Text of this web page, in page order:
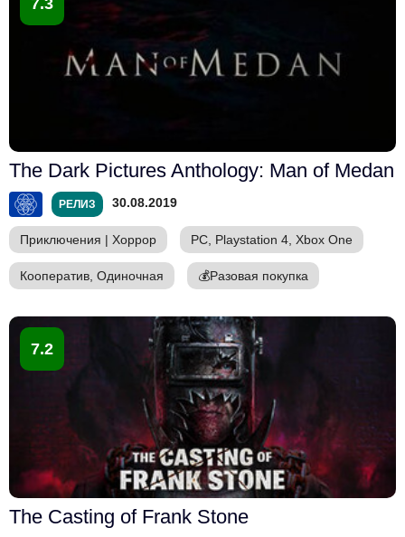
7.3
The Dark Pictures Anthology: Man of Medan
РЕЛИЗ 30.08.2019
Приключения | Хоррор PC, Playstation 4, Xbox One
Кооператив, Одиночная 💰Разовая покупка
7.2
The Casting of Frank Stone